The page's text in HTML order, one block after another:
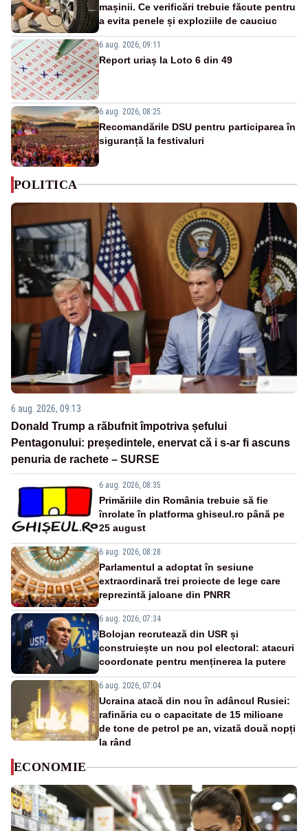
mașinii. Ce verificări trebuie făcute pentru
a evita penele și exploziile de cauciuc
6 aug. 2026, 09:11
Report uriaș la Loto 6 din 49
6 aug. 2026, 08:25
Recomandările DSU pentru participarea în
siguranță la festivaluri
POLITICA
6 aug. 2026, 09:13
Donald Trump a răbufnit împotriva șefului
Pentagonului: președintele, enervat că i s-ar fi ascuns
penuria de rachete – SURSE
6 aug. 2026, 08:35
Primăriile din România trebuie să fie
înrolate în platforma ghiseul.ro până pe
25 august
6 aug. 2026, 08:28
Parlamentul a adoptat în sesiune
extraordinară trei proiecte de lege care
reprezintă jaloane din PNRR
6 aug. 2026, 07:34
Bolojan recrutează din USR și
construiește un nou pol electoral: atacuri
coordonate pentru menținerea la putere
6 aug. 2026, 07:04
Ucraina atacă din nou în adâncul Rusiei:
rafinăria cu o capacitate de 15 milioane
de tone de petrol pe an, vizată două nopți
la rând
ECONOMIE